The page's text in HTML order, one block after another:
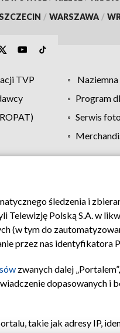
/ WARSZAWA /
TVP
Program
Serwis
Pomoc Biuro
śledzenia i
Polską S.A. w
(w tym do
przez nas identyfikatora
zwanych dalej
dopasowanych i
takie jak adresy IP,